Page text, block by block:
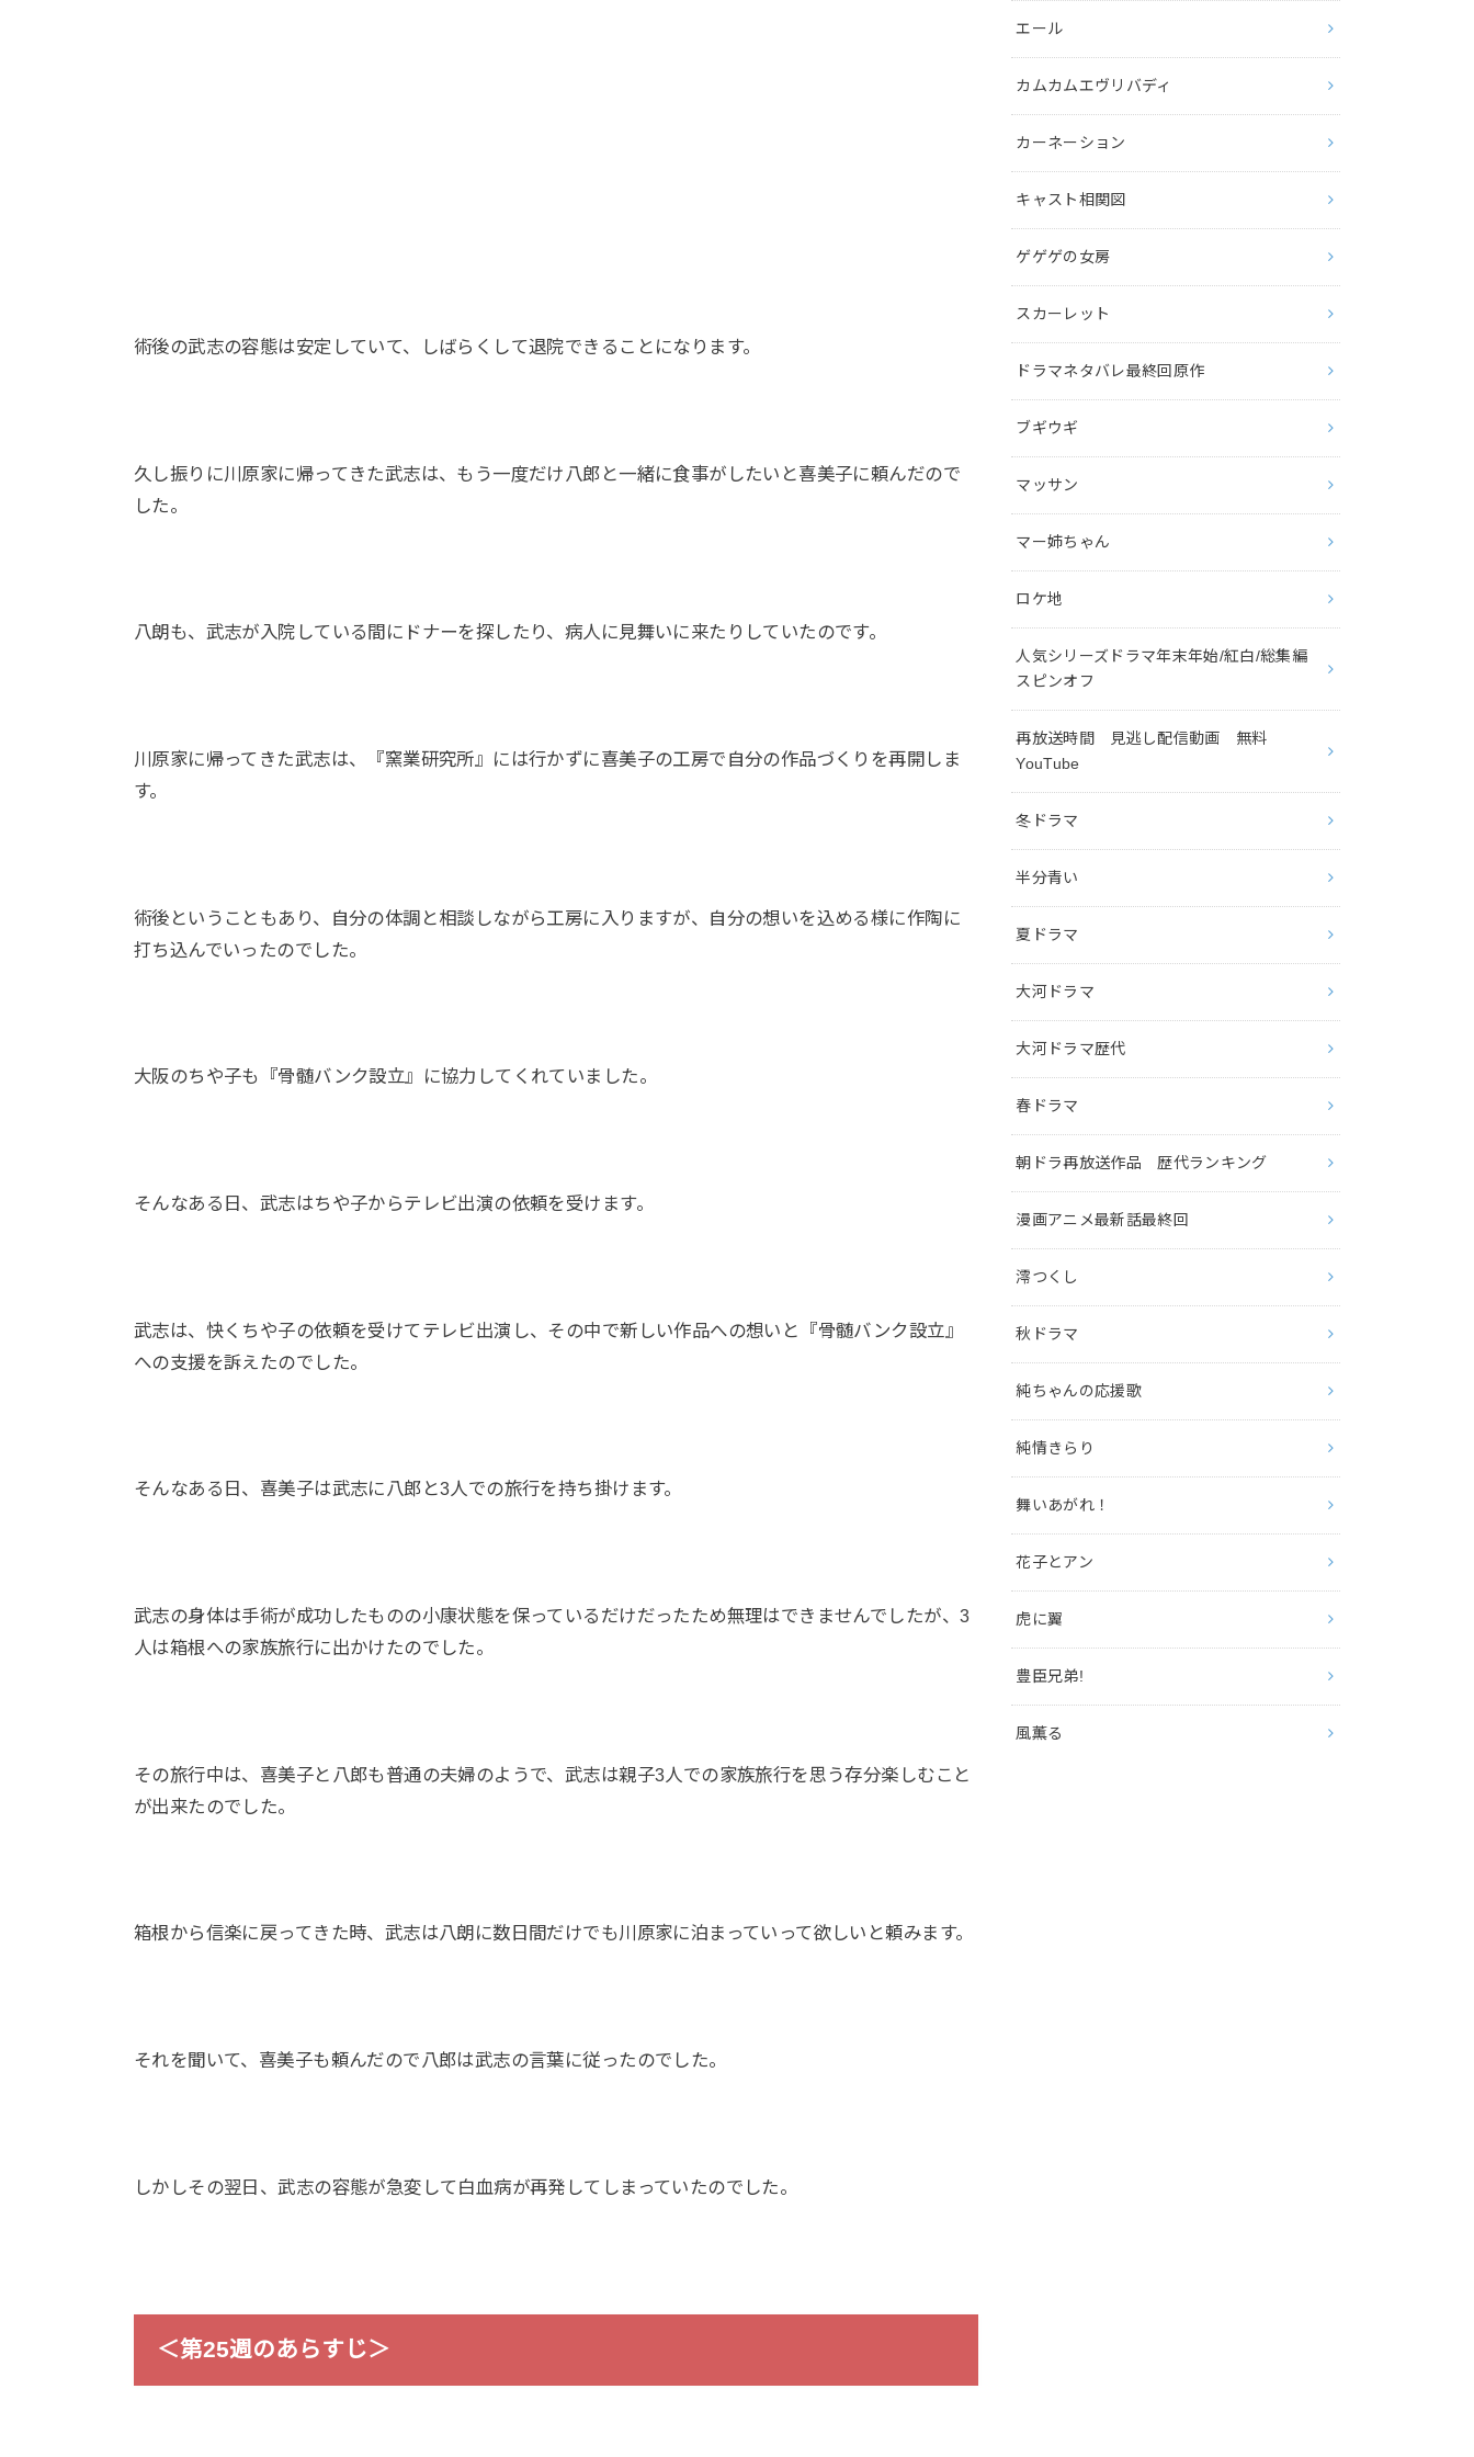
術後の武志の容態は安定していて、しばらくして退院できることになります。
久し振りに川原家に帰ってきた武志は、もう一度だけ八郎と一緒に食事がしたいと喜美子に頼んだので
した。
八朗も、武志が入院している間にドナーを探したり、病人に見舞いに来たりしていたのです。
川原家に帰ってきた武志は、『窯業研究所』には行かずに喜美子の工房で自分の作品づくりを再開しま
す。
術後ということもあり、自分の体調と相談しながら工房に入りますが、自分の想いを込める様に作陶に
打ち込んでいったのでした。
大阪のちや子も『骨髄バンク設立』に協力してくれていました。
そんなある日、武志はちや子からテレビ出演の依頼を受けます。
武志は、快くちや子の依頼を受けてテレビ出演し、その中で新しい作品への想いと『骨髄バンク設立』
への支援を訴えたのでした。
そんなある日、喜美子は武志に八郎と3人での旅行を持ち掛けます。
武志の身体は手術が成功したものの小康状態を保っているだけだったため無理はできませんでしたが、3
人は箱根への家族旅行に出かけたのでした。
その旅行中は、喜美子と八郎も普通の夫婦のようで、武志は親子3人での家族旅行を思う存分楽しむこと
が出来たのでした。
箱根から信楽に戻ってきた時、武志は八朗に数日間だけでも川原家に泊まっていって欲しいと頼みます。
それを聞いて、喜美子も頼んだので八郎は武志の言葉に従ったのでした。
しかしその翌日、武志の容態が急変して白血病が再発してしまっていたのでした。
＜第25週のあらすじ＞
エール
カムカムエヴリバディ
カーネーション
キャスト相関図
ゲゲゲの女房
スカーレット
ドラマネタバレ最終回原作
ブギウギ
マッサン
マー姉ちゃん
ロケ地
人気シリーズドラマ年末年始/紅白/総集編
スピンオフ
再放送時間 見逃し配信動画 無料
YouTube
冬ドラマ
半分青い
夏ドラマ
大河ドラマ
大河ドラマ歴代
春ドラマ
朝ドラ再放送作品 歴代ランキング
漫画アニメ最新話最終回
澪つくし
秋ドラマ
純ちゃんの応援歌
純情きらり
舞いあがれ！
花子とアン
虎に翼
豊臣兄弟!
風薫る